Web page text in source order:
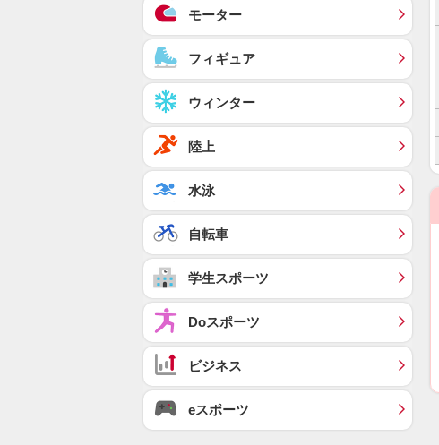
モーター
フィギュア
ウィンター
陸上
水泳
自転車
学生スポーツ
Doスポーツ
ビジネス
eスポーツ